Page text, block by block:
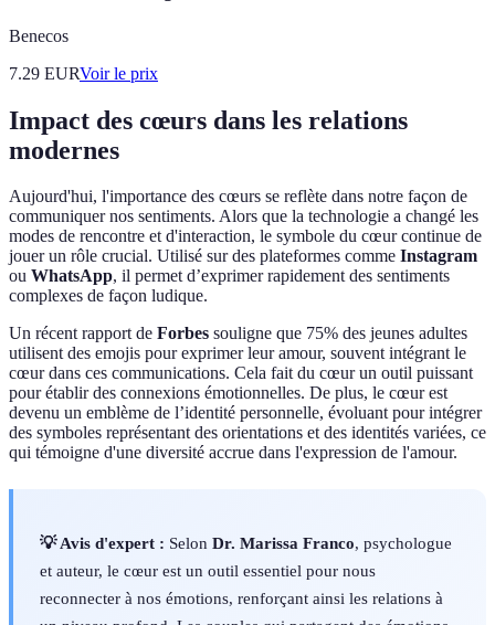
Benecos
7.29 EURVoir le prix
Impact des cœurs dans les relations
modernes
Aujourd'hui, l'importance des cœurs se reflète dans notre façon de
communiquer nos sentiments. Alors que la technologie a changé les
modes de rencontre et d'interaction, le symbole du cœur continue de
jouer un rôle crucial. Utilisé sur des plateformes comme Instagram
ou WhatsApp, il permet d’exprimer rapidement des sentiments
complexes de façon ludique.
Un récent rapport de Forbes souligne que 75% des jeunes adultes
utilisent des emojis pour exprimer leur amour, souvent intégrant le
cœur dans ces communications. Cela fait du cœur un outil puissant
pour établir des connexions émotionnelles. De plus, le cœur est
devenu un emblème de l’identité personnelle, évoluant pour intégrer
des symboles représentant des orientations et des identités variées, ce
qui témoigne d'une diversité accrue dans l'expression de l'amour.
💡 Avis d'expert : Selon Dr. Marissa Franco, psychologue
et auteur, le cœur est un outil essentiel pour nous
reconnecter à nos émotions, renforçant ainsi les relations à